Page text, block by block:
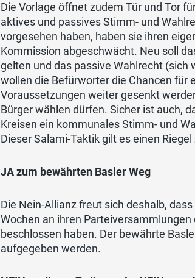
Die Vorlage öffnet zudem Tür und Tor
aktives und passives Stimm- und
vorgesehen haben, haben sie ihren
Kommission abgeschwächt. Neu soll
gelten und das passive Wahlrecht
wollen die Befürworter die Chancen für
Voraussetzungen weiter gesenkt
Bürger wählen dürfen. Sicher ist auch,
Kreisen ein kommunales Stimm- und
Dieser Salami-Taktik gilt es einen
JA zum bewährten Basler Weg
Die Nein-Allianz freut sich deshalb,
Wochen an ihren
beschlossen haben. Der bewährte
aufgegeben werden.